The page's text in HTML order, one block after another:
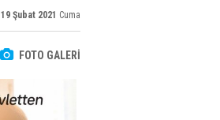
19 Şubat 2021 Cuma
FOTO GALERİ